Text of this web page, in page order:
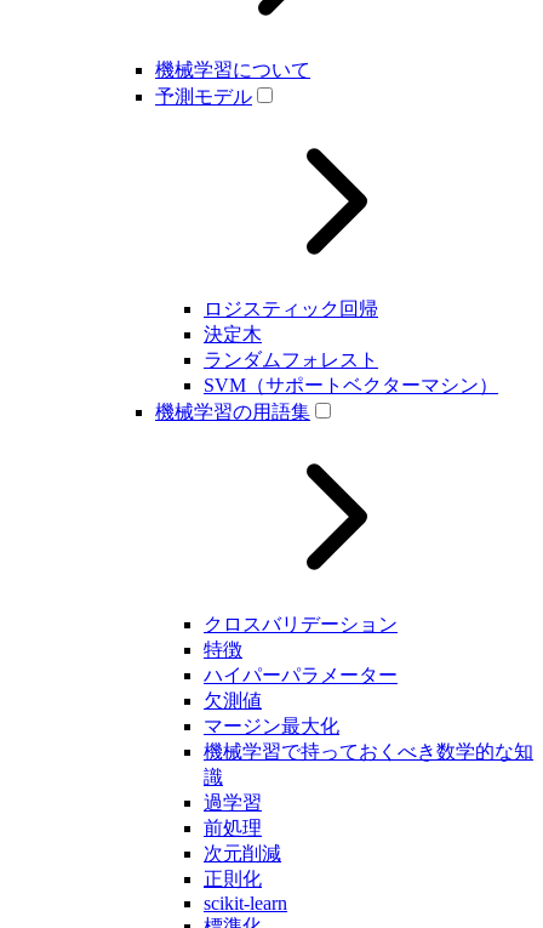
機械学習について
予測モデル
ロジスティック回帰
決定木
ランダムフォレスト
SVM（サポートベクターマシン）
機械学習の用語集
クロスバリデーション
特徴
ハイパーパラメーター
欠測値
マージン最大化
機械学習で持っておくべき数学的な知
識
過学習
前処理
次元削減
正則化
scikit-learn